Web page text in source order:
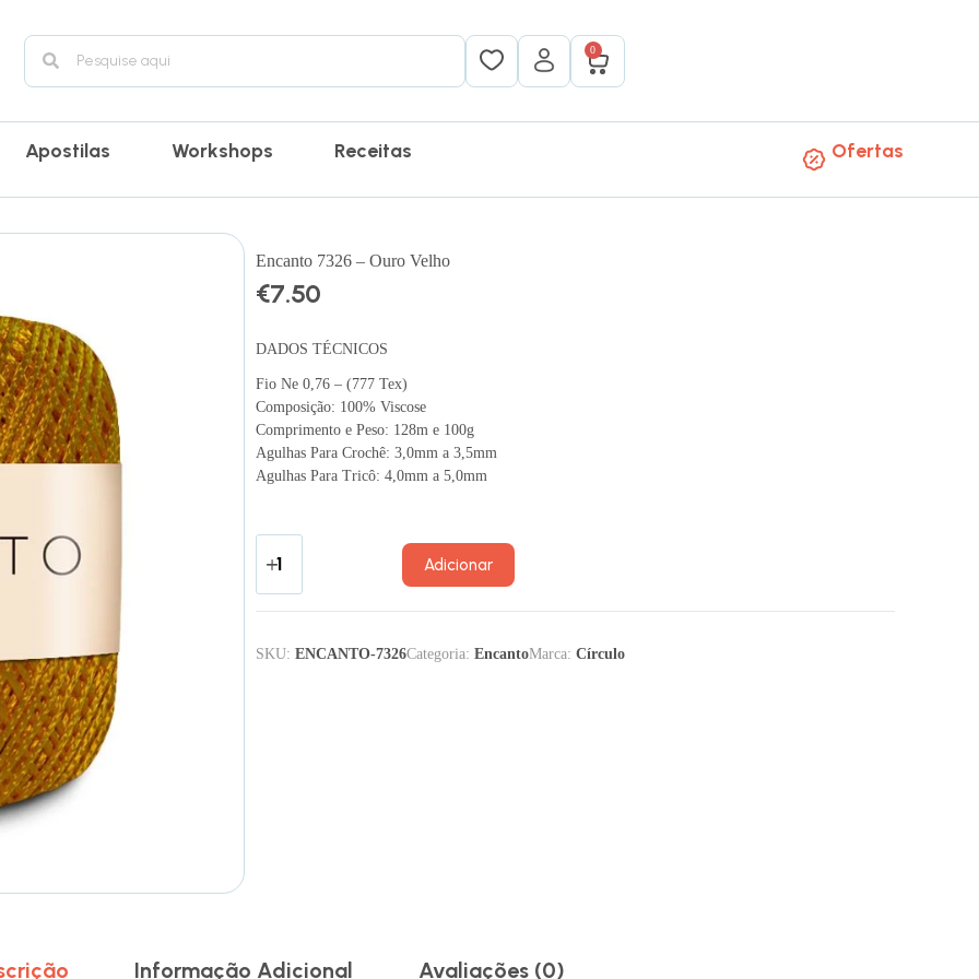
0
Apostilas Workshops Receitas Ofertas
Encanto 7326 – Ouro Velho
€7.50
DADOS TÉCNICOS
Fio Ne 0,76 – (777 Tex)
Composição: 100% Viscose
Comprimento e Peso: 128m e 100g
Agulhas Para Crochê: 3,0mm a 3,5mm
Agulhas Para Tricô: 4,0mm a 5,0mm
Adicionar
SKU: ENCANTO-7326Categoria: EncantoMarca: Círculo
Informação Adicional Avaliações (0)